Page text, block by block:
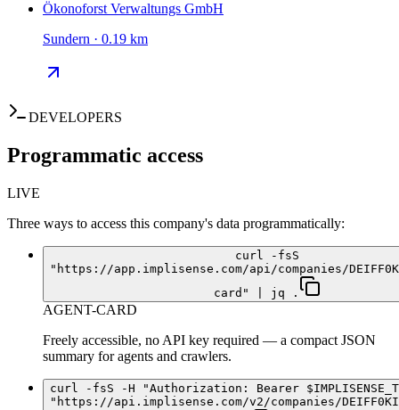
Ökonoforst Verwaltungs GmbH
Sundern · 0.19 km
DEVELOPERS
Programmatic access
LIVE
Three ways to access this company's data programmatically:
curl -fsS
"https://app.implisense.com/api/companies/
card" | jq .
AGENT-CARD
Freely accessible, no API key required — a compact JSON
summary for agents and crawlers.
curl -fsS -H "Authorization: Bearer
"https://api.implisense.com/v2/companies/